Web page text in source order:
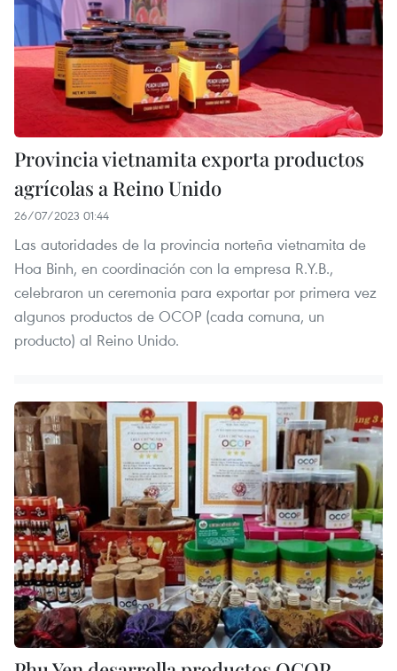
Provincia vietnamita exporta productos
agrícolas a Reino Unido
26/07/2023 01:44
Las autoridades de la provincia norteña vietnamita de
Hoa Binh, en coordinación con la empresa R.Y.B.,
celebraron un ceremonia para exportar por primera vez
algunos productos de OCOP (cada comuna, un
producto) al Reino Unido.